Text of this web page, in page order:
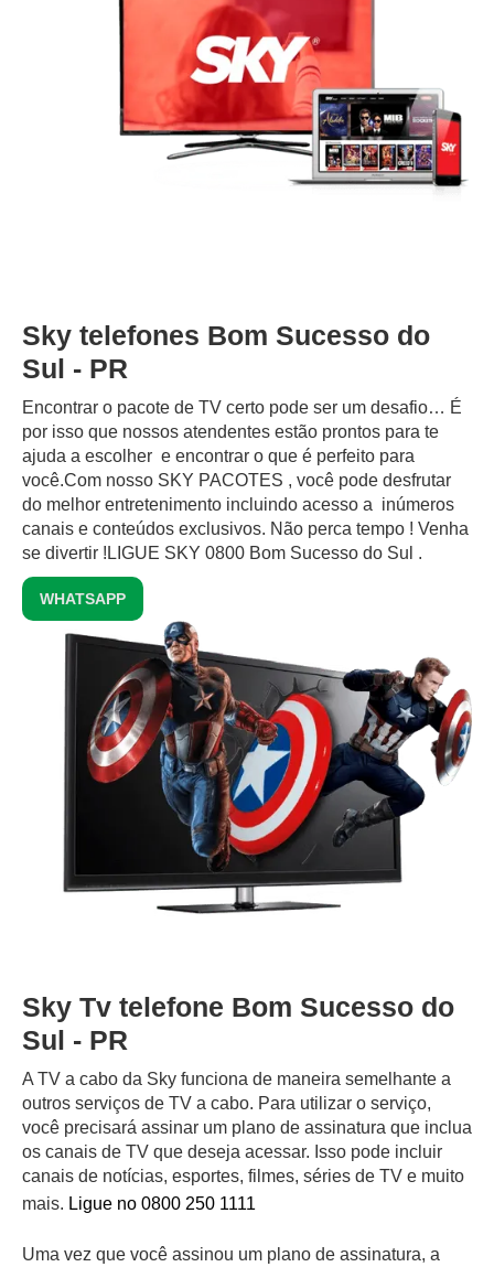
Sky telefones Bom Sucesso do
Sul - PR
Encontrar o pacote de TV certo pode ser um desafio… É
por isso que nossos atendentes estão prontos para te
ajuda a escolher e encontrar o que é perfeito para
você.Com nosso SKY PACOTES , você pode desfrutar
do melhor entretenimento incluindo acesso a inúmeros
canais e conteúdos exclusivos.‍ Não perca tempo ! Venha
se divertir !LIGUE SKY 0800 Bom Sucesso do Sul .
WHATSAPP
Sky Tv telefone Bom Sucesso do
Sul - PR
A TV a cabo da Sky funciona de maneira semelhante a
outros serviços de TV a cabo. Para utilizar o serviço,
você precisará assinar um plano de assinatura que inclua
os canais de TV que deseja acessar. Isso pode incluir
canais de notícias, esportes, filmes, séries de TV e muito
mais. Ligue no 0800 250 1111
Uma vez que você assinou um plano de assinatura, a